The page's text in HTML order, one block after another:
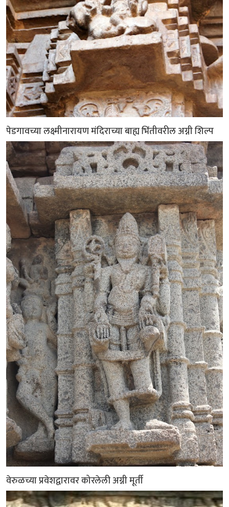
पेडगावच्या लक्ष्मीनारायण मंदिराच्या बाह्य भिंतीवरील अग्नी शिल्प
वेरुळच्या प्रवेशद्वारावर कोरलेली अग्नी मूर्ती